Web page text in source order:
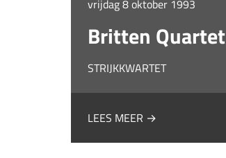
vrijdag 8 oktober 1993
Britten Quartet
STRIJKKWARTET
LEES MEER →